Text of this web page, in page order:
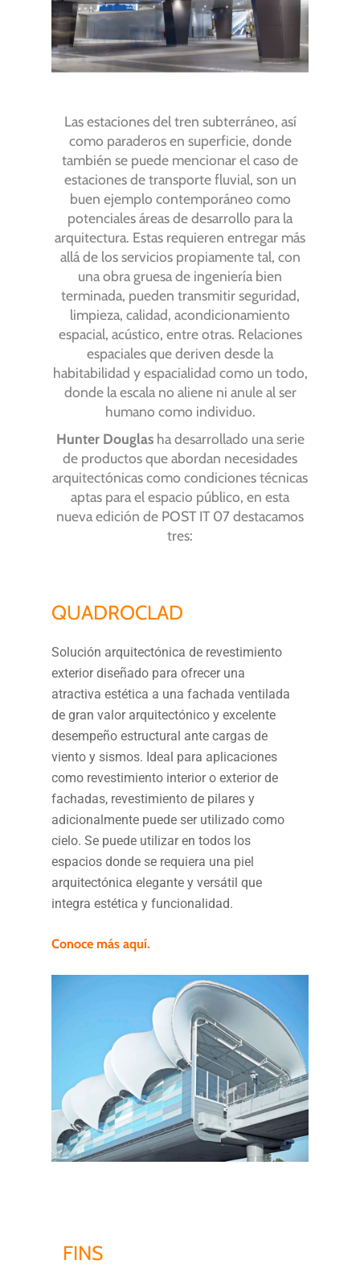
Las estaciones del tren subterráneo, así
como paraderos en superficie, donde
también se puede mencionar el caso de
estaciones de transporte fluvial, son un
buen ejemplo contemporáneo como
potenciales áreas de desarrollo para la
arquitectura. Estas requieren entregar más
allá de los servicios propiamente tal, con
una obra gruesa de ingeniería bien
terminada, pueden transmitir seguridad,
limpieza, calidad, acondicionamiento
espacial, acústico, entre otras. Relaciones
espaciales que deriven desde la
habitabilidad y espacialidad como un todo,
donde la escala no aliene ni anule al ser
humano como individuo.
Hunter Douglasha desarrollado una serie
de productos que abordan necesidades
arquitectónicas como condiciones técnicas
aptas para el espacio público, en esta
nueva edición de POST IT 07 destacamos
tres:
QUADROCLAD
Solución arquitectónica de revestimiento
exterior diseñado para ofrecer una
atractiva estética a una fachada ventilada
de gran valor arquitectónico y excelente
desempeño estructural ante cargas de
viento y sismos. Ideal para aplicaciones
como revestimiento interior o exterior de
fachadas, revestimiento de pilares y
adicionalmente puede ser utilizado como
cielo. Se puede utilizar en todos los
espacios donde se requiera una piel
arquitectónica elegante y versátil que
integra estética y funcionalidad.
Conoce más aquí.
FINS